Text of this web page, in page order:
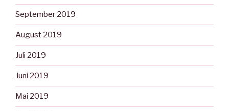
September 2019
August 2019
Juli 2019
Juni 2019
Mai 2019